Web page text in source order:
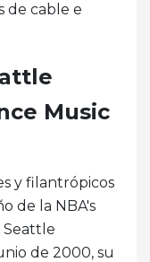
de cable e
Music
y filantrópicos
de la NBA's
Seattle
de 2000, su